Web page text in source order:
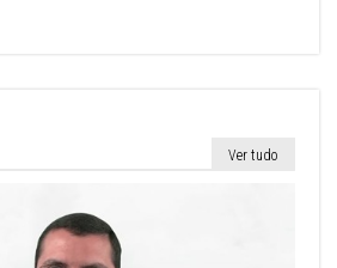
Ver tudo